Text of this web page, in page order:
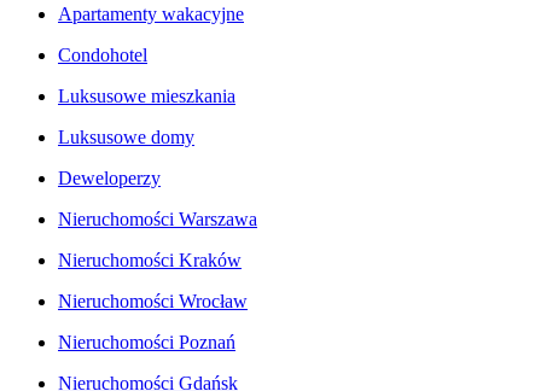
Apartamenty wakacyjne
Condohotel
Luksusowe mieszkania
Luksusowe domy
Deweloperzy
Nieruchomości Warszawa
Nieruchomości Kraków
Nieruchomości Wrocław
Nieruchomości Poznań
Nieruchomości Gdańsk